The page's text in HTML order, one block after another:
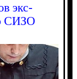
экс-
СИЗО